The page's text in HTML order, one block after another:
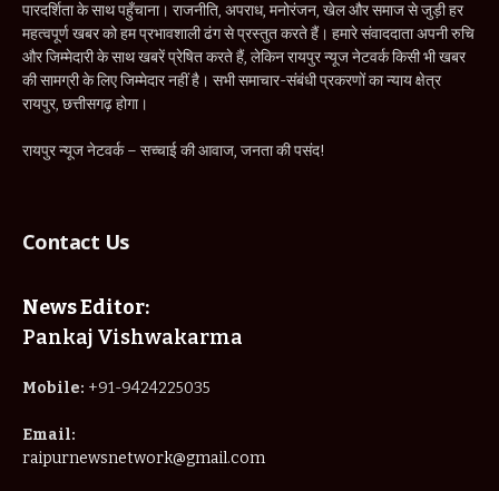
पारदर्शिता के साथ पहुँचाना। राजनीति, अपराध, मनोरंजन, खेल और समाज से जुड़ी हर
महत्वपूर्ण खबर को हम प्रभावशाली ढंग से प्रस्तुत करते हैं। हमारे संवाददाता अपनी रुचि
और जिम्मेदारी के साथ खबरें प्रेषित करते हैं, लेकिन रायपुर न्यूज नेटवर्क किसी भी खबर
की सामग्री के लिए जिम्मेदार नहीं है। सभी समाचार-संबंधी प्रकरणों का न्याय क्षेत्र
रायपुर, छत्तीसगढ़ होगा।
रायपुर न्यूज नेटवर्क – सच्चाई की आवाज, जनता की पसंद!
Contact Us
News Editor:
Pankaj Vishwakarma
Mobile: +91-9424225035
Email:
raipurnewsnetwork@gmail.com